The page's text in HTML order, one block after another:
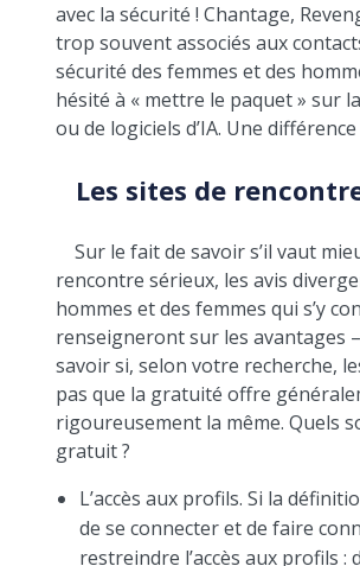
avec la sécurité ! Chantage,
trop souvent associés aux
sécurité des femmes et des
hésité à « mettre le paquet » sur
ou de logiciels d’IA. Une
Les sites de
Sur le fait de savoir s’il vaut
rencontre sérieux, les avis
hommes et des femmes qui s’y
renseigneront sur les avantages
savoir si, selon votre recherche,
pas que la gratuité offre
rigoureusement la même. Quels
gratuit ?
L’accès aux profils. Si la
de se connecter et de faire
restreindre l’accès aux profils